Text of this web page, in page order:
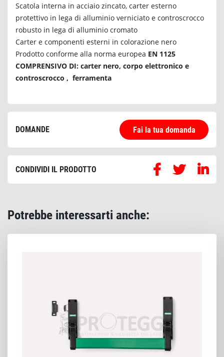
Scatola interna in acciaio zincato, carter esterno
protettivo in lega di alluminio verniciato e controscrocco
robusto in lega di alluminio cromato
Carter e componenti esterni in colorazione nero
Prodotto conforme alla norma europea EN 1125
COMPRENSIVO DI: carter nero, corpo elettronico e
controscrocco , ferramenta
DOMANDE Fai la tua domanda
CONDIVIDI IL PRODOTTO
Potrebbe interessarti anche: